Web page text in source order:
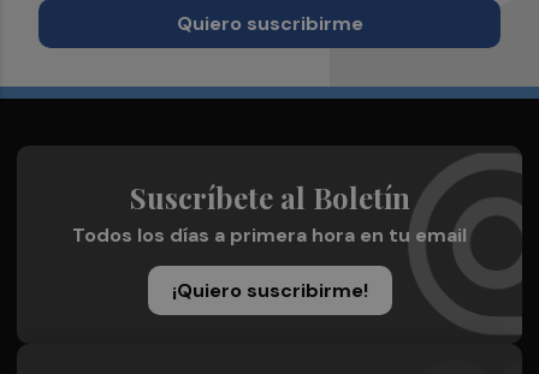
Quiero suscribirme
Suscríbete al Boletín
Todos los días a primera hora en tu email
¡Quiero suscribirme!